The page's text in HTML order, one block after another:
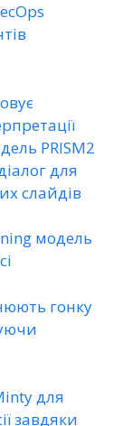
PRISM2
для
слайдів
модель
гонку
для
завдяки